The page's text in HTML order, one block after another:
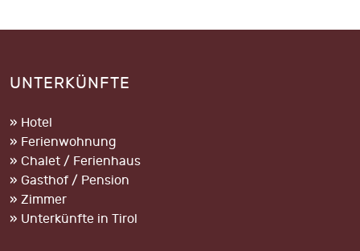
UNTERKÜNFTE
» Hotel
» Ferienwohnung
» Chalet / Ferienhaus
» Gasthof / Pension
» Zimmer
» Unterkünfte in Tirol